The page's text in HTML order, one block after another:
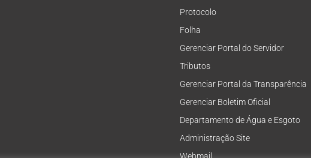
Protocolo
Folha
Gerenciar Portal do Servidor
Tributos
Gerenciar Portal da Transparência
Gerenciar Boletim Oficial
Departamento de Água e Esgoto
Administração Site
Webmail